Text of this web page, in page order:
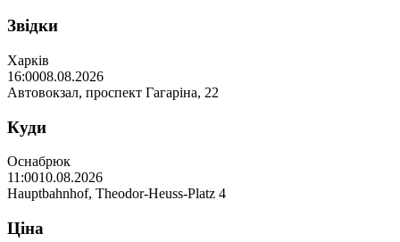
Звідки
Харків
16:0008.08.2026
Автовокзал, проспект Гагаріна, 22
Куди
Оснабрюк
11:0010.08.2026
Hauptbahnhof, Theodor-Heuss-Platz 4
Ціна